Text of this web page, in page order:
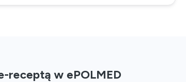
receptą w ePOLMED